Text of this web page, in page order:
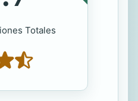
Totales